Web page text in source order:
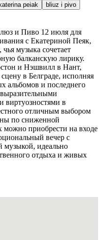
peiak
bliuz i pivo
и Пиво 12 июля для
с Екатериной Пеяк,
музыка сочетает
балканскую лирику.
и Нэшвилл в Нант,
в Белграде, исполняя
альбомов и последнего
виртуозностями в
отличным выбором
по сниженной
можно приобрести на входе
вечер с
музыкой, идеально
отдыха и живых